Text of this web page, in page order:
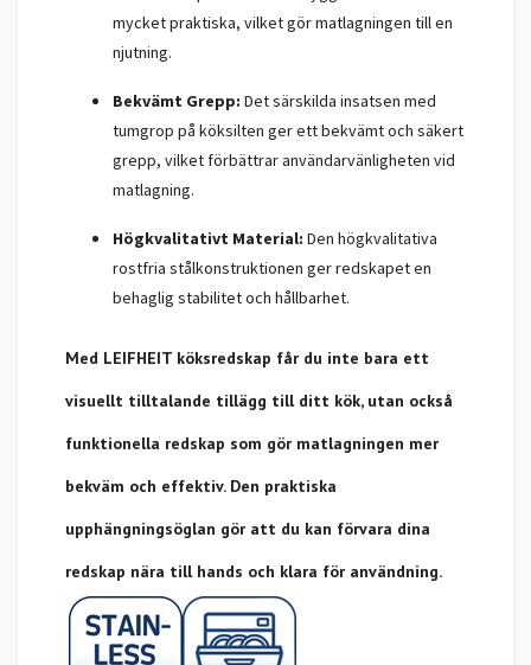
mycket praktiska, vilket gör matlagningen till en
njutning.
Bekvämt Grepp: Det särskilda insatsen med
tumgrop på köksilten ger ett bekvämt och säkert
grepp, vilket förbättrar användarvänligheten vid
matlagning.
Högkvalitativt Material: Den högkvalitativa
rostfria stålkonstruktionen ger redskapet en
behaglig stabilitet och hållbarhet.
Med LEIFHEIT köksredskap får du inte bara ett
visuellt tilltalande tillägg till ditt kök, utan också
funktionella redskap som gör matlagningen mer
bekväm och effektiv. Den praktiska
upphängningsöglan gör att du kan förvara dina
redskap nära till hands och klara för användning.